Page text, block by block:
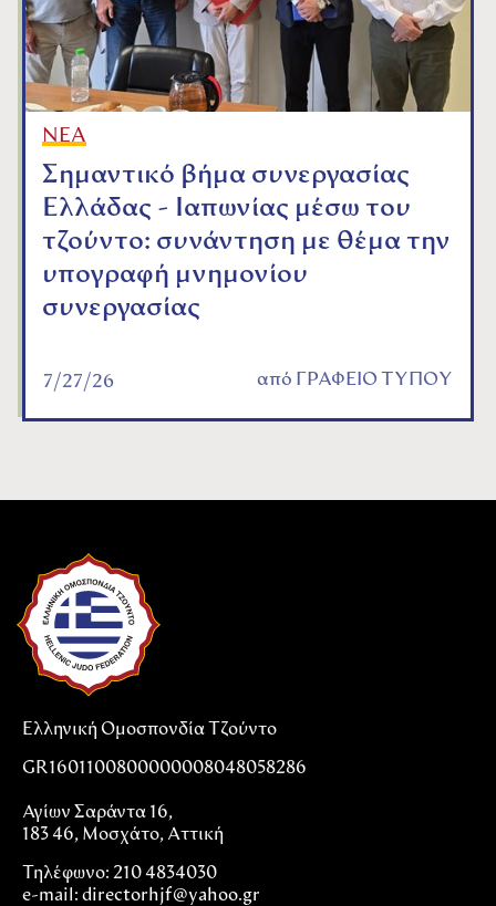
ΝΕΑ
Σημαντικό βήμα συνεργασίας
Ελλάδας - Ιαπωνίας μέσω του
τζούντο: συνάντηση με θέμα την
υπογραφή μνημονίου
συνεργασίας
7/27/26 από ΓΡΑΦΕΙΟ ΤΥΠΟΥ
Ελληνική Ομοσπονδία Τζούντο
GR1601100800000008048058286
Αγίων Σαράντα 16,
183 46, Μοσχάτο, Αττική
Τηλέφωνο: 210 4834030
e-mail: directorhjf@yahoo.gr